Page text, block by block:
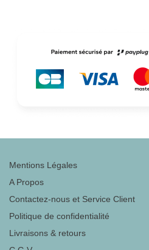
Mentions Légales
A Propos
Contactez-nous et Service Client
Politique de confidentialité
Livraisons & retours